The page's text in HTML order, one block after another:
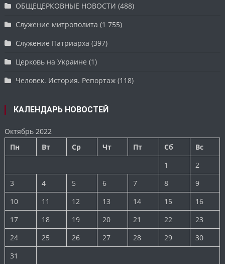
ОБЩЕЦЕРКОВНЫЕ НОВОСТИ (488)
Служение митрополита (1 755)
Служение Патриарха (397)
Церковь на Украине (1)
Человек. История. Репортаж (118)
КАЛЕНДАРЬ НОВОСТЕЙ
Октябрь 2022
Пн
Вт Ср Чт Пт Сб
Вс
1
2
3
4 5 6 7 8
9
10
11 12 13 14 15
16
17
18 19 20 21 22
23
24
25 26 27 28 29
30
31